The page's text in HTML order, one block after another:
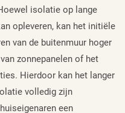
isolatie op lange
opleveren, kan het initiële
van de buitenmuur hoger
zonnepanelen of het
Hierdoor kan het langer
volledig zijn
een